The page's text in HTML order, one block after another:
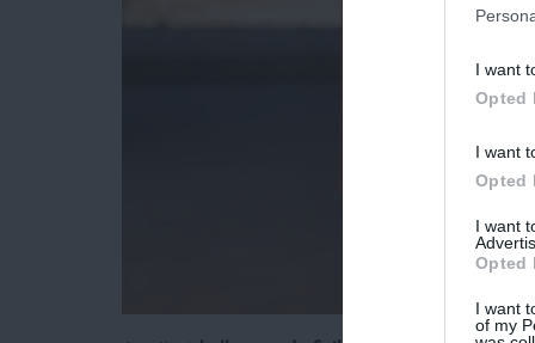
I want
Opted
I want
Opted
I want
Opted
I want
of my